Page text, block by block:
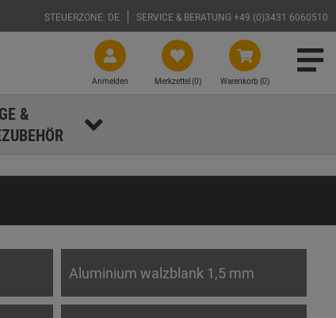
STEUERZONE: DE SERVICE & BERATUNG +49 (0)3431 6060510
Warenkorb (0)
Merkzettel (0)
Anmelden
&
Aluminium walzblank 1,5 mm